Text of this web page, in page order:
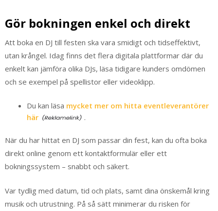
Gör bokningen enkel och direkt
Att boka en DJ till festen ska vara smidigt och tidseffektivt,
utan krångel. Idag finns det flera digitala plattformar där du
enkelt kan jämföra olika DJs, läsa tidigare kunders omdömen
och se exempel på spellistor eller videoklipp.
Du kan läsa mycket mer om hitta eventleverantörer
här
.
När du har hittat en DJ som passar din fest, kan du ofta boka
direkt online genom ett kontaktformulär eller ett
bokningssystem – snabbt och säkert.
Var tydlig med datum, tid och plats, samt dina önskemål kring
musik och utrustning. På så sätt minimerar du risken för